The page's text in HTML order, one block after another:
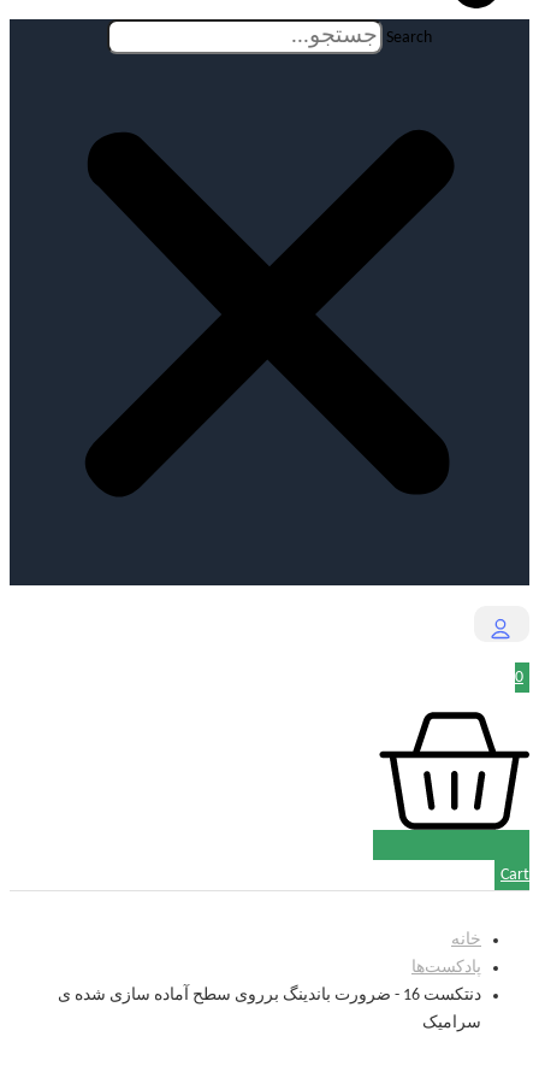
Search
0
Cart
خانه
پادکست‌‌ها
دنتکست 16 - ضرورت باندینگ برروی سطح آماده سازی شده ی
سرامیک